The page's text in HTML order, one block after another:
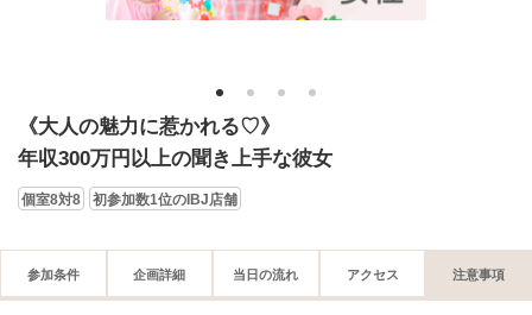
1 2 3 4
《大人の魅力に惹かれる♡》
年収300万円以上の聞き上手な彼女
個室8対8 初参加数1位のIBJ店舗
参加条件 企画詳細 当日の流れ アクセス 注意事項